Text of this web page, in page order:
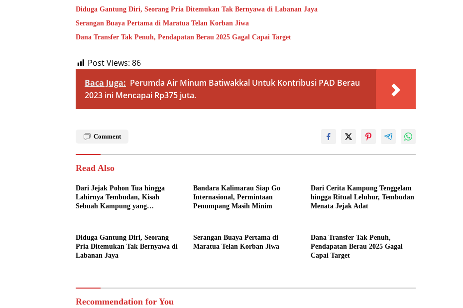
Diduga Gantung Diri, Seorang Pria Ditemukan Tak Bernyawa di Labanan Jaya
Serangan Buaya Pertama di Maratua Telan Korban Jiwa
Dana Transfer Tak Penuh, Pendapatan Berau 2025 Gagal Capai Target
Post Views: 86
Baca Juga: Perumda Air Minum Batiwakkal Untuk Kontribusi PAD Berau
2023 ini Mencapai Rp375 juta.
Comment
Read Also
Dari Jejak Pohon Tua hingga
Lahirnya Tembudan, Kisah
Sebuah Kampung yang
Bandara Kalimarau Siap Go
Internasional, Permintaan
Penumpang Masih Minim
Dari Cerita Kampung Tenggelam
hingga Ritual Leluhur, Tembudan
Menata Jejak Adat
Diduga Gantung Diri, Seorang
Pria Ditemukan Tak Bernyawa di
Labanan Jaya
Serangan Buaya Pertama di
Maratua Telan Korban Jiwa
Dana Transfer Tak Penuh,
Pendapatan Berau 2025 Gagal
Capai Target
Recommendation for You